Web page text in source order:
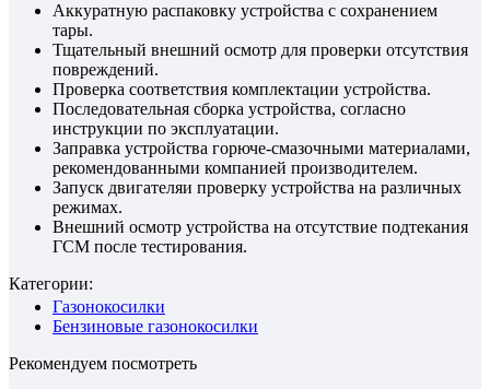
Аккуратную распаковку устройства с сохранением
тары.
Тщательный внешний осмотр для проверки отсутствия
повреждений.
Проверка соответствия комплектации устройства.
Последовательная сборка устройства, согласно
инструкции по эксплуатации.
Заправка устройства горюче-смазочными материалами,
рекомендованными компанией производителем.
Запуск двигателяи проверку устройства на различных
режимах.
Внешний осмотр устройства на отсутствие подтекания
ГСМ после тестирования.
Категории:
Газонокосилки
Бензиновые газонокосилки
Рекомендуем посмотреть